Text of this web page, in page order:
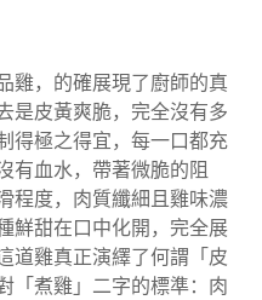
雞，的確展現了廚師的真
是皮黃爽脆，完全沒有多
得極之得宜，每一口都充
有血水，帶著微脆的阻
程度，肉質纖細且雞味濃
鮮甜在口中化開，完全展
道雞真正演繹了何謂「皮
「煮雞」二字的標準：肉